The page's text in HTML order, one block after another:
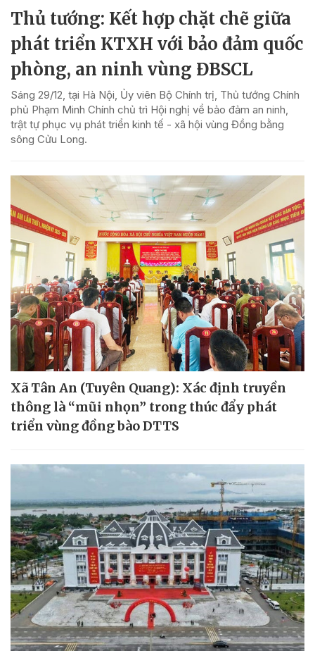
Thủ tướng: Kết hợp chặt chẽ giữa
phát triển KTXH với bảo đảm quốc
phòng, an ninh vùng ĐBSCL
Sáng 29/12, tại Hà Nội, Ủy viên Bộ Chính trị, Thủ tướng Chính
phủ Phạm Minh Chính chủ trì Hội nghị về bảo đảm an ninh,
trật tự phục vụ phát triển kinh tế - xã hội vùng Đồng bằng
sông Cửu Long.
Xã Tân An (Tuyên Quang): Xác định truyền
thông là “mũi nhọn” trong thúc đẩy phát
triển vùng đồng bào DTTS